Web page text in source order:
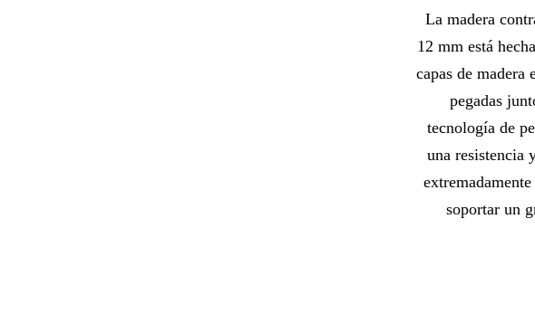
La madera
12 mm está
capas de madera
pegadas
tecnología de
una resistencia
soportar un